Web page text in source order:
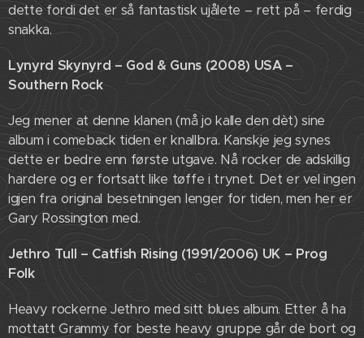
dette fordi det er så fantastisk ujålete – rett på – ferdig
snakka.
Lynyrd Skynyrd – God & Guns (2008) USA –
Southern Rock
Jeg mener at denne klanen (må jo kalle den dèt) sine
album i comeback tiden er knallbra. Kanskje jeg synes
dette er bedre enn første utgave. Nå rocker de adskillig
hardere og er fortsatt like tøffe i trynet. Det er vel ingen
igjen fra original besetningen lenger for tiden, men her er
Gary Rossington med.
Jethro Tull – Catfish Rising (1991/2006) UK – Prog
Folk
Heavy rockerne Jethro med sitt blues album. Etter å ha
mottatt Grammy for beste heavy gruppe går de bort og